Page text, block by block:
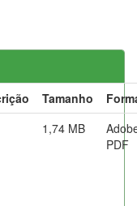
Tamanho
1,74 MB
PDF